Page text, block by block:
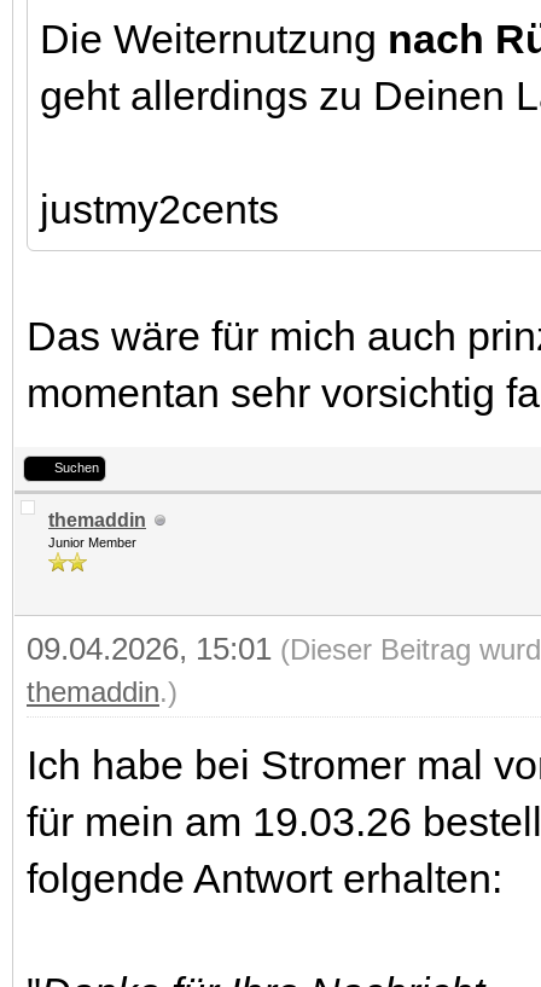
Die Weiternutzung nach
geht allerdings zu Deinen
justmy2cents
Das wäre für mich auch
momentan sehr vorsichtig
Suchen
themaddin
Junior Member
09.04.2026, 15:01 (Dieser Beitrag
themaddin.)
Ich habe bei Stromer mal
für mein am 19.03.26
folgende Antwort erhalten: